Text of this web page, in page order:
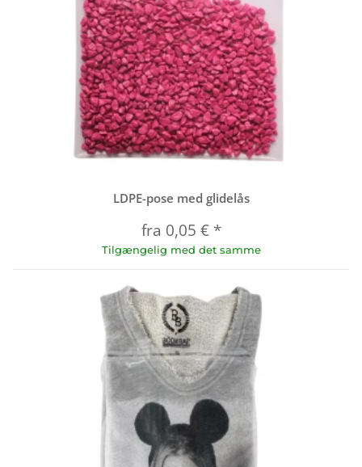
LDPE-pose med glidelås
fra 0,05 € *
Tilgængelig med det samme